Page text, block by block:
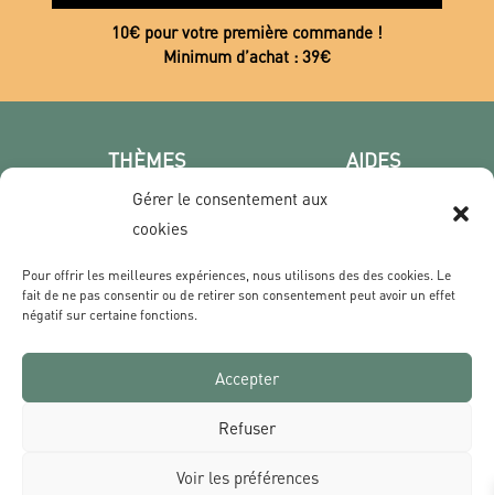
Gérer le consentement aux
cookies
Pour offrir les meilleures expériences, nous utilisons des des cookies. Le
fait de ne pas consentir ou de retirer son consentement peut avoir un effet
négatif sur certaine fonctions.
Accepter
Refuser
Voir les préférences
10€ pour votre première commande !
Minimum d’achat : 39€
THÈMES
Poster photo
Les villes
Film & Série
AIDES
Qui sommes nous ?
Livraisons & Retours